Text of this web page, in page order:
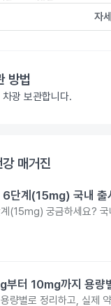
자
방법
광 보관합니다.
매거진
계(15mg) 국내 출
(15mg) 궁금하세요? 국
터 10mg까지 용량
량별로 정리하고, 실제